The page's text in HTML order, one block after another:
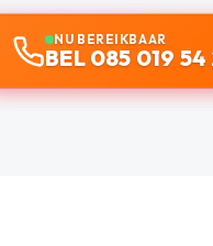
NU BEREIKBAAR
BEL 085 019 54